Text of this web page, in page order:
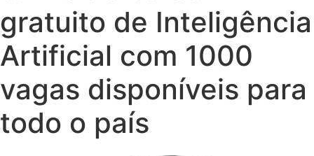
gratuito de Inteligência
Artificial com 1000
vagas disponíveis para
todo o país